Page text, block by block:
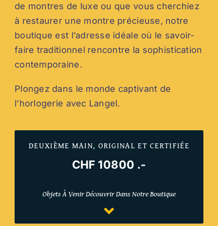
de montres de luxe ou que vous cherchiez
à restaurer une montre précieuse, notre
boutique est l’adresse idéale où le savoir-
faire traditionnel rencontre la sophistication
contemporaine.
Plongez dans le monde captivant de
l’horlogerie avec Langel.
DEUXIÈME MAIN, ORIGINAL ET CERTIFIÉE
CHF 10800 .-
Objets À Venir Découvrir Dans Notre Boutique